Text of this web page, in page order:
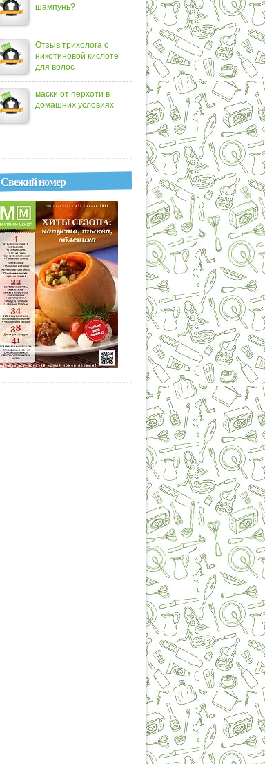
шампунь?
Отзыв трихолога о
никотиновой кислоте
для волос
маски от перхоти в
домашних условиях
Свежий номер